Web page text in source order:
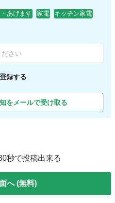
あげます 家電
キッチン家電
録する
をメールで受け取る
秒で投稿出来る
へ (無料)